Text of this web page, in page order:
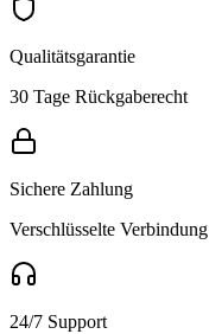
Qualitätsgarantie
30 Tage Rückgaberecht
Sichere Zahlung
Verschlüsselte Verbindung
24/7 Support